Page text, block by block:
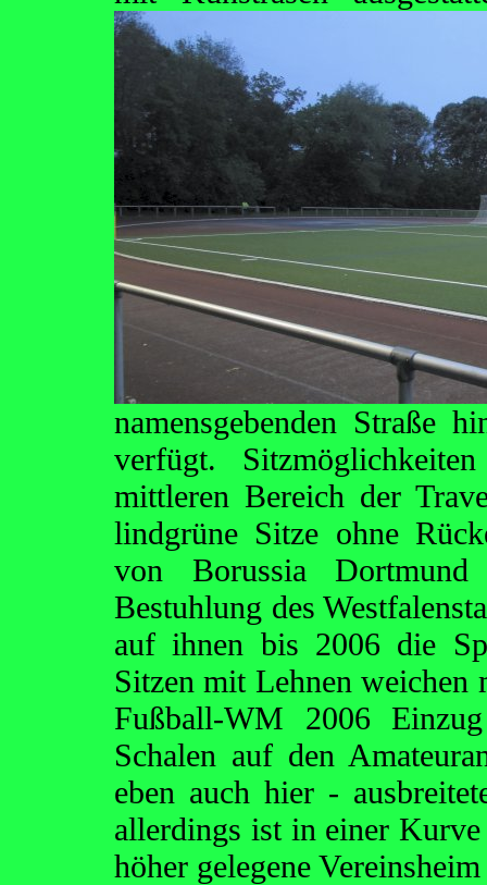
namensgebenden Straße
verfügt.
mittleren Bereich der
lindgrüne Sitze ohne
von Borussia
Bestuhlung des
auf ihnen bis 2006 die
Sitzen mit Lehnen weichen
Fußball-WM 2006
Schalen auf den
eben auch hier -
allerdings ist in einer
höher gelegene